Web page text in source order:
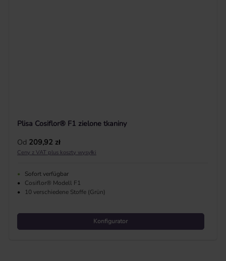
Plisa Cosiflor® F1 zielone tkaniny
Cena regularna:
Od 209,92 zł
Ceny z VAT plus koszty wysyłki
•
Sofort verfügbar
•
Cosiflor® Modell F1
•
10 verschiedene Stoffe (Grün)
Konfigurator